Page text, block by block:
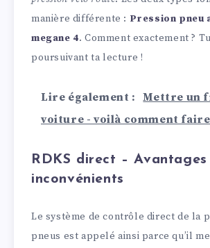
manière différente : Pression pneu
megane 4. Comment exactement ?
poursuivant ta lecture !
Lire également :
Mettre un
voiture - voilà comment
RDKS direct –
inconvénients
Le système de contrôle direct de la
pneus est appelé ainsi parce qu’il